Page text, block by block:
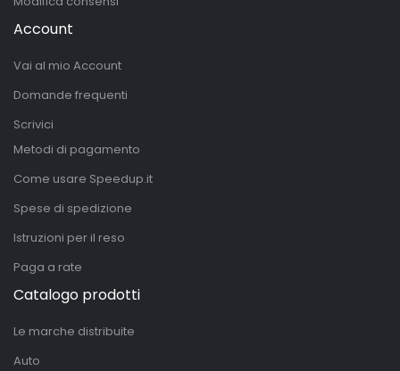
Account
Vai al mio Account
Domande frequenti
Scrivici
Metodi di pagamento
Come usare Speedup.it
Spese di spedizione
Istruzioni per il reso
Paga a rate
Catalogo prodotti
Le marche distribuite
Auto